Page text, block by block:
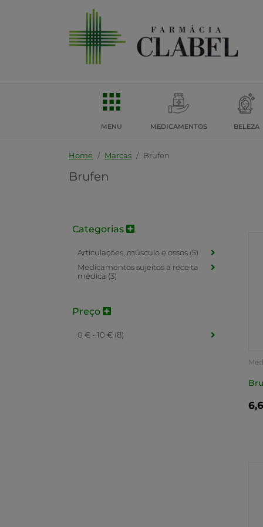
MENU MEDICAMENTOS BELEZA
Home Marcas Brufen
Brufen
Categorias
Articulações, músculo e ossos (5)
Medicamentos sujeitos a receita
médica (3)
Preço
0 € - 10 € (8)